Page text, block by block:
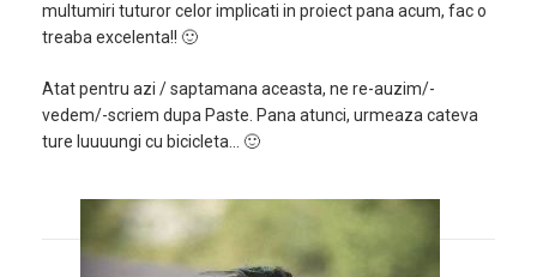
multumiri tuturor celor implicati in proiect pana acum, fac o
treaba excelenta!! 🙂
Atat pentru azi / saptamana aceasta, ne re-auzim/-
vedem/-scriem dupa Paste. Pana atunci, urmeaza cateva
ture luuuungi cu bicicleta… 🙂